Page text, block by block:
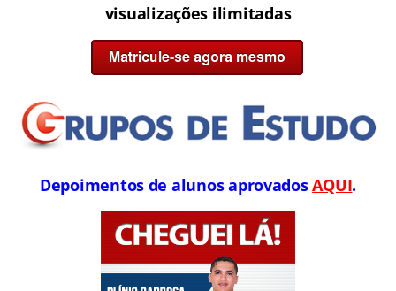
visualizações ilimitadas
Depoimentos de alunos aprovadosAQUI.